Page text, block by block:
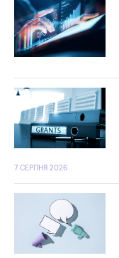
7 СЕРПНЯ 2026